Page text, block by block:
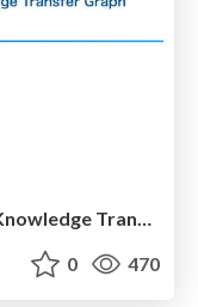
Deep Collaborative Learning by Knowledge Transfer Graph
0 470